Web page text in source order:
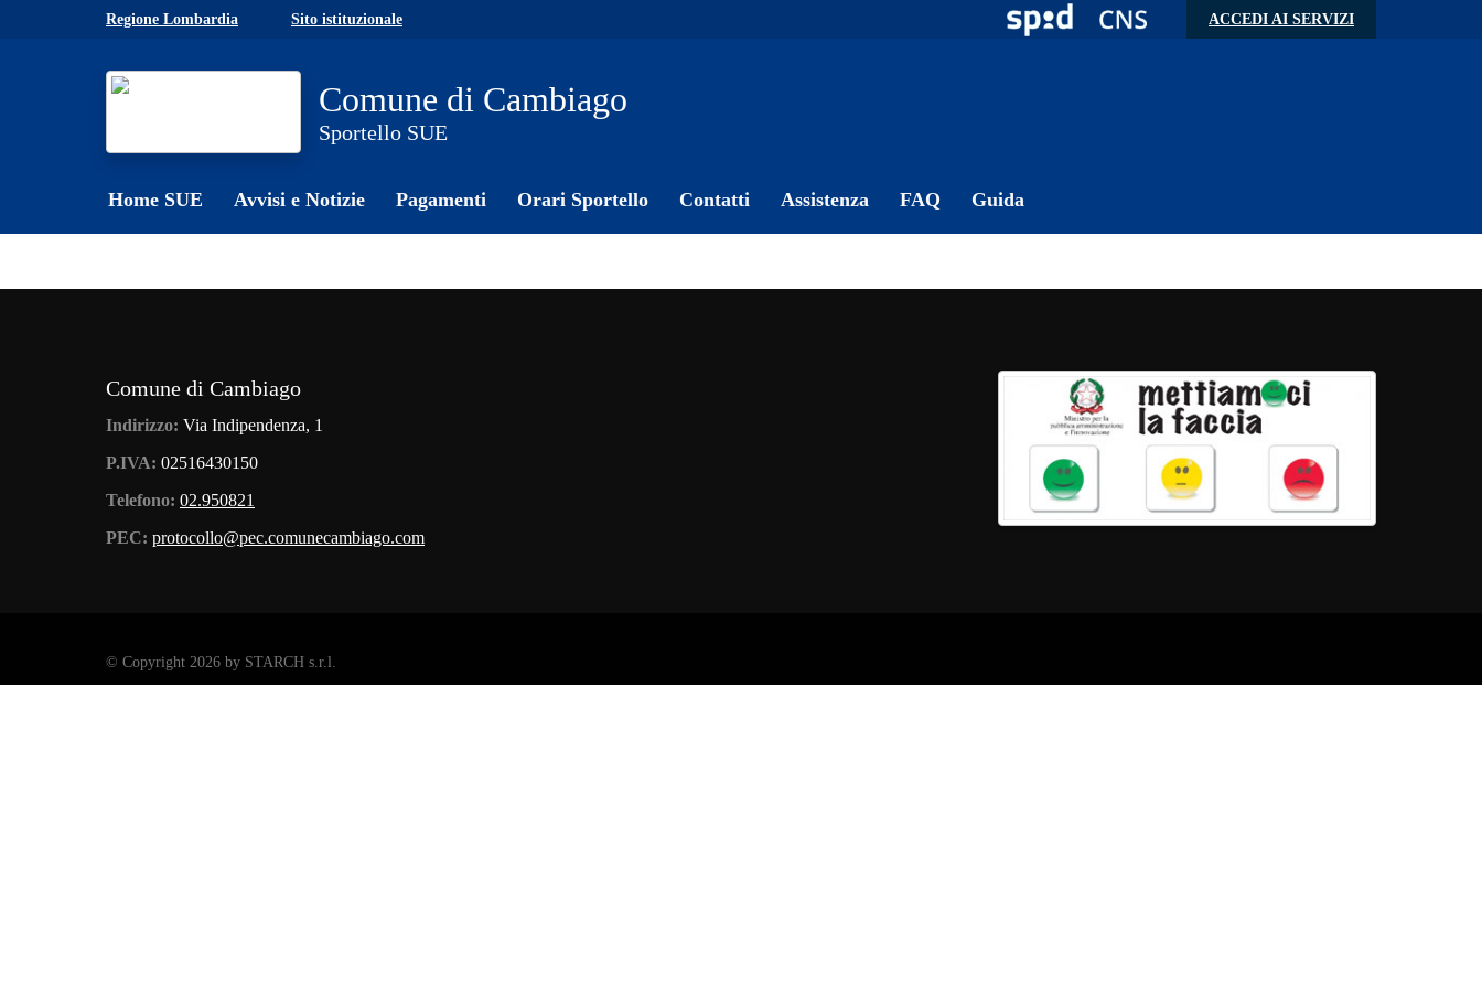
Skip to main contentRegione Lombardia Sito istituzionale ACCEDI AI SERVIZI
Comune di Cambiago
Sportello SUE
Home SUE Avvisi e Notizie Pagamenti Orari Sportello Contatti Assistenza FAQ Guida
Comune di Cambiago
Indirizzo: Via Indipendenza, 1
P.IVA: 02516430150
Telefono: 02.950821
PEC: protocollo@pec.comunecambiago.com
© Copyright 2026 by STARCH s.r.l.